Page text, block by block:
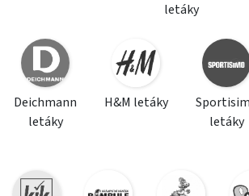
letáky
Deichmann
letáky
H&M letáky
letáky